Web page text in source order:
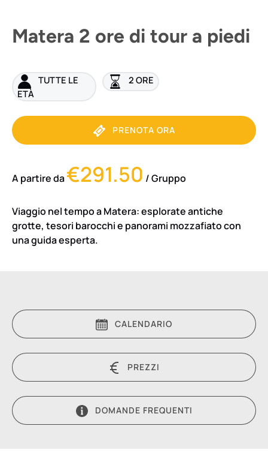
Matera 2 ore di tour a piedi
TUTTE LE
ETÀ
2 ORE
PRENOTA ORA
A partire da€291.50 / Gruppo
Viaggio nel tempo a Matera: esplorate antiche
grotte, tesori barocchi e panorami mozzafiato con
una guida esperta.
CALENDARIO
PREZZI
DOMANDE FREQUENTI